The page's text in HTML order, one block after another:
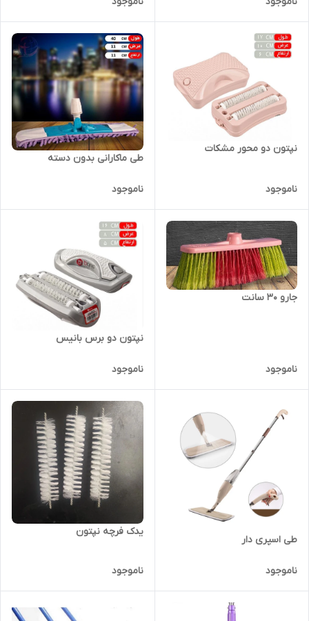
نپتون دو محور مشکات
ناموجود
طی ماکارانی بدون دسته
ناموجود
جارو 30 سانت
ناموجود
نپتون دو برس بانیس
ناموجود
طی اسپری دار
ناموجود
یدک فرچه نپتون
ناموجود